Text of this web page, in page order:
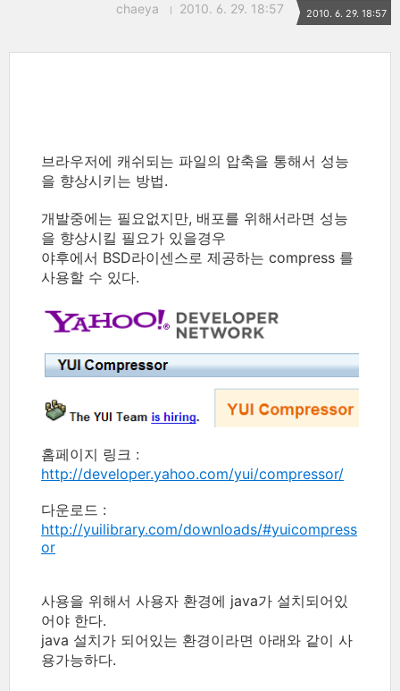
chaeya 2010. 6. 29. 18:57 2010. 6. 29. 18:57
브라우저에 캐쉬되는 파일의 압축을 통해서 성능
을 향상시키는 방법.
개발중에는 필요없지만, 배포를 위해서라면 성능
을 향상시킬 필요가 있을경우
야후에서 BSD라이센스로 제공하는 compress 를
사용할 수 있다.
홈페이지 링크 :
http://developer.yahoo.com/yui/compressor/
다운로드 :
http://yuilibrary.com/downloads/#yuicompress
or
사용을 위해서 사용자 환경에 java가 설치되어있
어야 한다.
java 설치가 되어있는 환경이라면 아래와 같이 사
용가능하다.